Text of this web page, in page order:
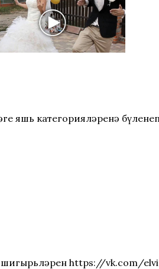
яшь категорияләренә
шигырьләрен https://vk.com/